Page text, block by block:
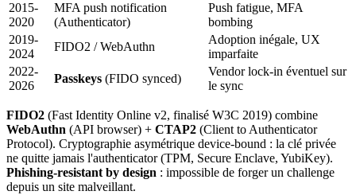
2015-
2020
MFA push notification
(Authenticator)
Push fatigue, MFA
bombing
2019-
2024
FIDO2 / WebAuthn
Adoption inégale, UX
imparfaite
2022-
2026
Passkeys (FIDO synced)
Vendor lock-in éventuel sur
le sync
FIDO2 (Fast Identity Online v2, finalisé W3C 2019) combine
WebAuthn (API browser) + CTAP2 (Client to Authenticator
Protocol). Cryptographie asymétrique device-bound : la clé privée
ne quitte jamais l'authenticator (TPM, Secure Enclave, YubiKey).
Phishing-resistant by design : impossible de forger un challenge
depuis un site malveillant.